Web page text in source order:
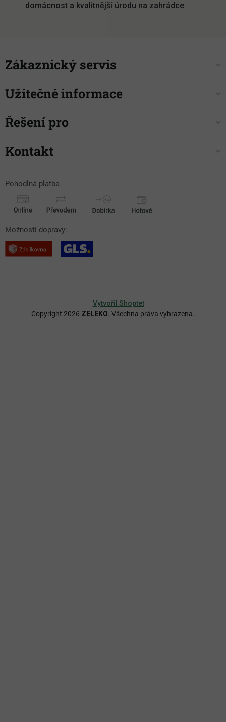
domácnost a kvalitnější úrodu na zahrádce
Zákaznický servis
Užitečné informace
Řešení pro
Kontakt
Pohodlná platba
Možnosti dopravy:
Vytvořil Shoptet
Copyright 2026 ZELEKO. Všechna práva vyhrazena.